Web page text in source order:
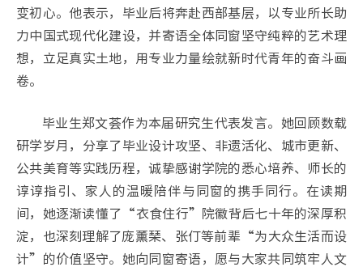
变初心。他表示，毕业后将奔赴西部基层，以专业所长助
力中国式现代化建设，并寄语全体同窗坚守纯粹的艺术理
想，立足真实土地，用专业力量绘就新时代青年的奋斗画
卷。
毕业生郑文荟作为本届研究生代表发言。她回顾数载
研学岁月，分享了毕业设计攻坚、非遗活化、城市更新、
公共美育等实践历程，诚挚感谢学院的悉心培养、师长的
谆谆指引、家人的温暖陪伴与同窗的携手同行。在读期
间，她逐渐读懂了“衣食住行”院徽背后七十年的深厚积
淀，也深刻理解了庞薰琹、张仃等前辈“为大众生活而设
计”的价值坚守。她向同窗寄语，愿与大家共同筑牢人文